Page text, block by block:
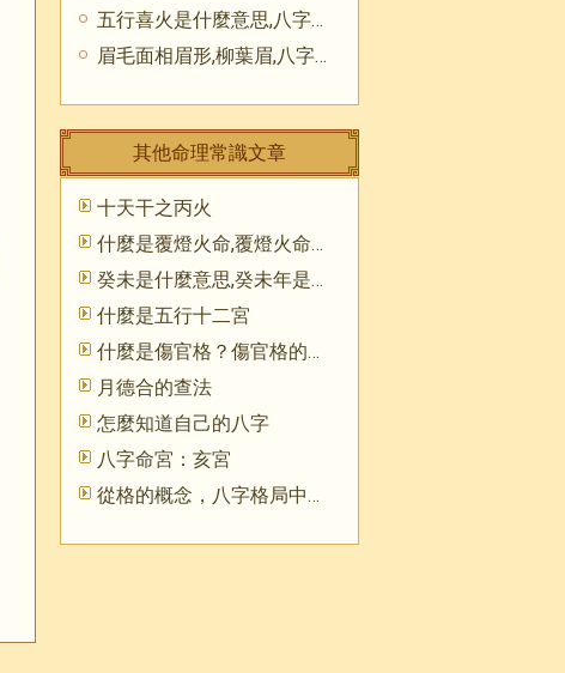
五行喜火是什麼意思,八字喜火的人如何改運
眉毛面相眉形,柳葉眉,八字眉,關刀眉
其他命理常識文章
十天干之丙火
什麼是覆燈火命,覆燈火命好嗎
癸未是什麼意思,癸未年是哪一年
什麼是五行十二宮
什麼是傷官格？傷官格的命理分析
月德合的查法
怎麼知道自己的八字
八字命宮：亥宮
從格的概念，八字格局中從強從弱格的解釋